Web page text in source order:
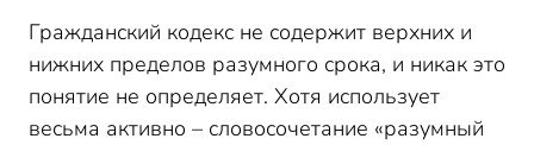
Гражданский кодекс не содержит верхних и
нижних пределов разумного срока, и никак это
понятие не определяет. Хотя использует
весьма активно – словосочетание «разумный